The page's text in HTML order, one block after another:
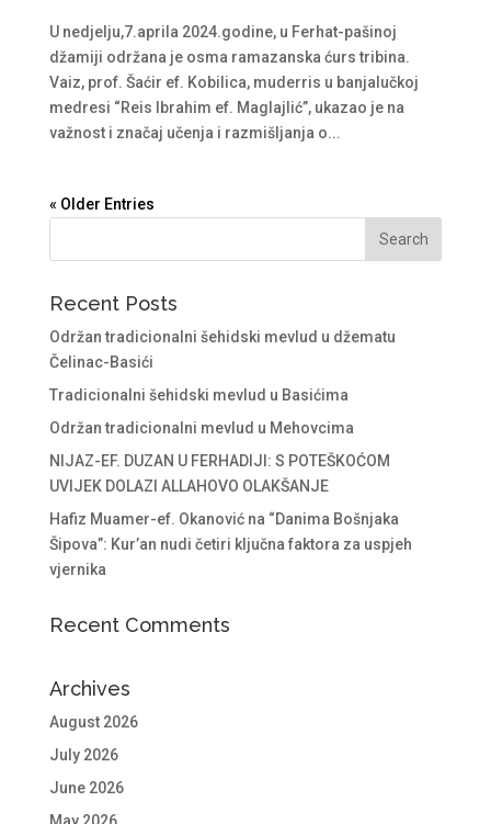
U nedjelju,7.aprila 2024.godine, u Ferhat-pašinoj
džamiji održana je osma ramazanska ćurs tribina.
Vaiz, prof. Šaćir ef. Kobilica, muderris u banjalučkoj
medresi “Reis Ibrahim ef. Maglajlić”, ukazao je na
važnost i značaj učenja i razmišljanja o...
« Older Entries
Recent Posts
Održan tradicionalni šehidski mevlud u džematu
Čelinac-Basići
Tradicionalni šehidski mevlud u Basićima
Održan tradicionalni mevlud u Mehovcima
NIJAZ-EF. DUZAN U FERHADIJI: S POTEŠKOĆOM
UVIJEK DOLAZI ALLAHOVO OLAKŠANJE
Hafiz Muamer-ef. Okanović na “Danima Bošnjaka
Šipova”: Kur’an nudi četiri ključna faktora za uspjeh
vjernika
Recent Comments
Archives
August 2026
July 2026
June 2026